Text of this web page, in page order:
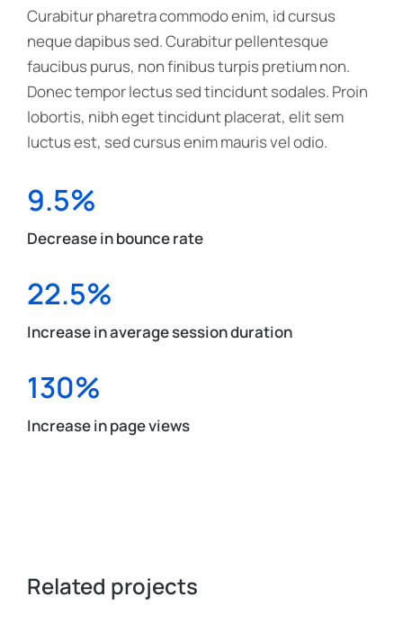
Curabitur pharetra commodo enim, id cursus
neque dapibus sed. Curabitur pellentesque
faucibus purus, non finibus turpis pretium non.
Donec tempor lectus sed tincidunt sodales. Proin
lobortis, nibh eget tincidunt placerat, elit sem
luctus est, sed cursus enim mauris vel odio.
9.5%
Decrease in bounce rate
22.5%
Increase in average session duration
130%
Increase in page views
Related projects